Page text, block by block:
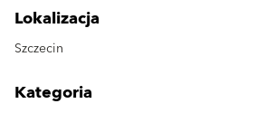
Lokalizacja
Szczecin
Kategoria